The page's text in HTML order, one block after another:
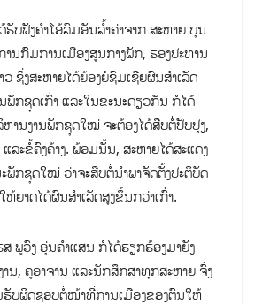
ຟັງຄຳໂອ້ລົມອັນລ້ຳຄ່າຈາກ ສະຫາຍ ບຸນ
ນກົມການເມືອງສູນກາງພັກ, ຮອງປະທານ
ຊຶ່ງສະຫາຍໄດ້ຍ້ອງຍໍຊົມເຊີຍຜົນສຳເລັດ
ພັກຊຸດເກົ່າ ແລະໃນຂະນະດຽວກັນ ກໍໄດ້
ານງານພັກຊຸດໃໝ່ ຈະຕ້ອງໄດ້ສືບຕໍ່ປັບປຸງ,
ລະຂໍ້ຄົງຄ້າງ. ພ້ອມນັ້ນ, ສະຫາຍໄດ້ສະແດງ
ກຊຸດໃໝ່ ວ່າຈະສືບຕໍ່ນຳພາຈັດຕັ້ງປະຕິບັດ
ຍາດໄດ້ຜົນສຳເລັດສູງຂຶ້ນກວ່າເກົ່າ.
ວົງ ອຸ່ນຄຳແສນ ກໍໄດ້ຮຽກຮ້ອງມາຍັງ
ນ, ຄູອາຈານ ແລະນັກສຶກສາທຸກສະຫາຍ ຈົ່ງ
ຮັບຜິດຊອບຕໍ່ໜ້າທີ່ການເມືອງຂອງຕົນໃຫ້